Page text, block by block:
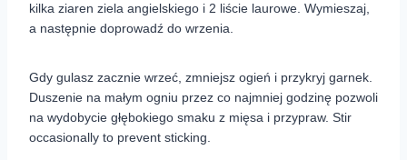
kilka ziaren ziela angielskiego i 2 liście laurowe. Wymieszaj,
a następnie doprowadź do wrzenia.
Gdy gulasz zacznie wrzeć, zmniejsz ogień i przykryj garnek.
Duszenie na małym ogniu przez co najmniej godzinę pozwoli
na wydobycie głębokiego smaku z mięsa i przypraw. Stir
occasionally to prevent sticking.